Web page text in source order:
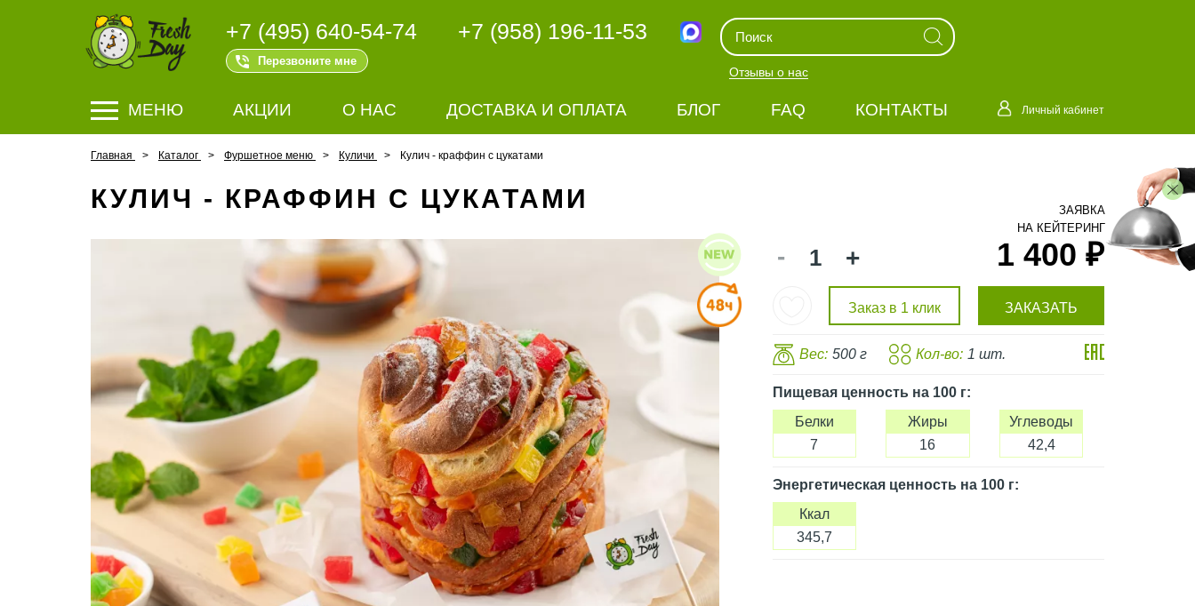
+7 (495) 640-54-74
Перезвоните мне
+7 (958) 196-11-53
Отзывы о нас
МЕНЮ АКЦИИ О НАС ДОСТАВКА И ОПЛАТА БЛОГ FAQ КОНТАКТЫ Личный кабинет
Главная Каталог Фуршетное меню Куличи Кулич - краффин с цукатами
КУЛИЧ - КРАФФИН С ЦУКАТАМИ
- + 1 400 ₽
Заказ в 1 клик ЗАКАЗАТЬ
Вес: 500 г Кол-во: 1 шт.
Пищевая ценностьна 100 г:
Белки
7
Жиры
16
Углеводы
42,4
Энергетическая ценностьна 100 г:
Ккал
345,7
ЗАЯВКА
НА КЕЙТЕРИНГ